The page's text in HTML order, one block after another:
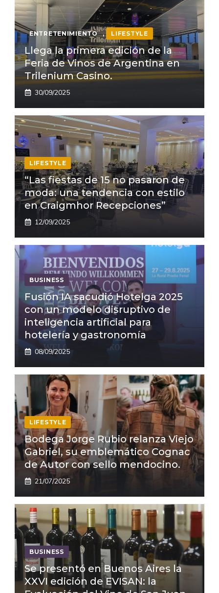
ENTRETENIMIENTO , LIFESTYLE
Llega la primera edición de la
Feria de Vinos de Argentina en
Trilenium Casino.
30/09/2025
LIFESTYLE
“Las fiestas de 15 no pasaron de
moda: una tendencia con estilo
en Craigmhor Recepciones”
12/09/2025
BUSINESS
Fusión IA sacudió Hotelga 2025
con un modelo disruptivo de
inteligencia artificial para
hotelería y gastronomía
08/09/2025
LIFESTYLE
Bodega Jorge Rubio relanza Viejo
Gabriel, su emblemático Cognac
de Autor con sello mendocino.
21/07/2025
BUSINESS
Se presentó en Buenos Aires la
XXVI edición de EVISAN: la